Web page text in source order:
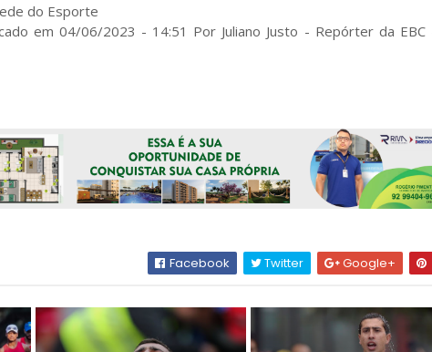
do Esporte
em 04/06/2023 - 14:51 Por Juliano Justo - Repórter da EBC
Facebook Twitter Google+